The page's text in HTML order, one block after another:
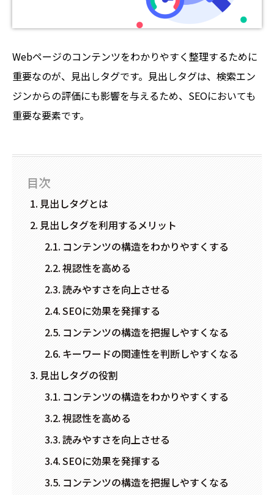
Webページのコンテンツをわかりやすく整理するために
重要なのが、見出しタグです。見出しタグは、検索エン
ジンからの評価にも影響を与えるため、SEOにおいても
重要な要素です。
目次
見出しタグとは
見出しタグを利用するメリット
コンテンツの構造をわかりやすくする
視認性を高める
読みやすさを向上させる
SEOに効果を発揮する
コンテンツの構造を把握しやすくなる
キーワードの関連性を判断しやすくなる
見出しタグの役割
コンテンツの構造をわかりやすくする
視認性を高める
読みやすさを向上させる
SEOに効果を発揮する
コンテンツの構造を把握しやすくなる